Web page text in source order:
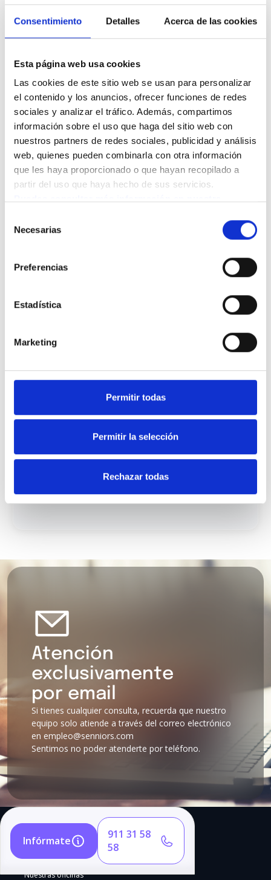
Consentimiento Detalles Acerca de las cookies
Esta página web usa cookies
Las cookies de este sitio web se usan para personalizar
el contenido y los anuncios, ofrecer funciones de redes
sociales y analizar el tráfico. Además, compartimos
información sobre el uso que haga del sitio web con
nuestros partners de redes sociales, publicidad y análisis
web, quienes pueden combinarla con otra información
que les haya proporcionado o que hayan recopilado a
partir del uso que haya hecho de sus servicios.
Necesarias
Preferencias
Estadística
Marketing
Permitir todas
Permitir la selección
Rechazar todas
PASOS A SEGUIR
¿Cómo empezar?
Es rápido, fácil y completamente gratuito. ¡Empieza hoy
mismo!
Rellena nuestro formulario genérico
con tus datos personales
Te enviaremos automáticamente un
email con tu contraseña para
Inicia sesión y descubre todas las
oportunidades laborales
disponibles.
Atención
exclusivamente
por email
Si tienes cualquier consulta, recuerda que nuestro
equipo solo atiende a través del correo electrónico
en empleo@senniors.com
Sentimos no poder atenderte por teléfono.
Infórmate
911 31 58
58
Nuestras oficinas